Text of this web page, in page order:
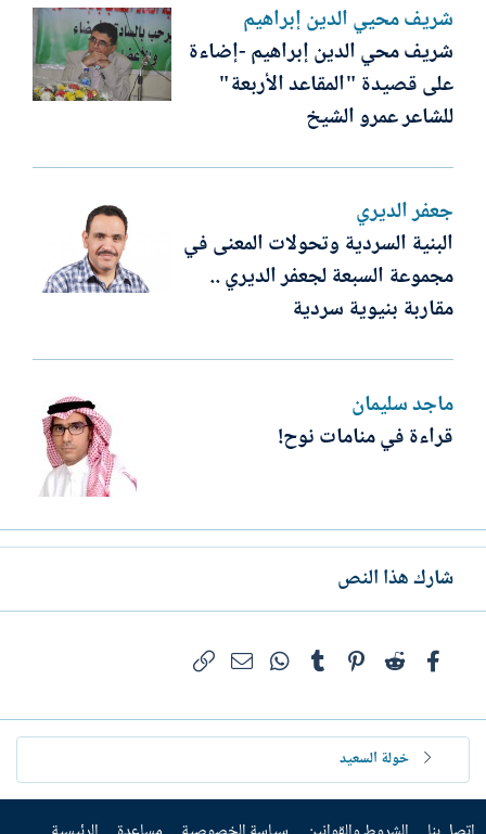
شريف محيي الدين إبراهيم
شريف محي الدين إبراهيم -إضاءة
على قصيدة "المقاعد الأربعة"
للشاعر عمرو الشيخ
جعفر الديري
البنية السردية وتحولات المعنى في
مجموعة السبعة لجعفر الديري ..
مقاربة بنيوية سردية
ماجد سليمان
قراءة في منامات نوح!
شارك هذا النص
فيسبوكReddit
Pinterest
Tumblr
WhatsAppالبريد الإلكتروني
خولة السعيد